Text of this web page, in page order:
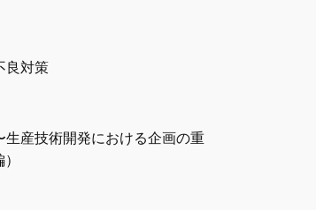
良対策
産技術開発における企画の重